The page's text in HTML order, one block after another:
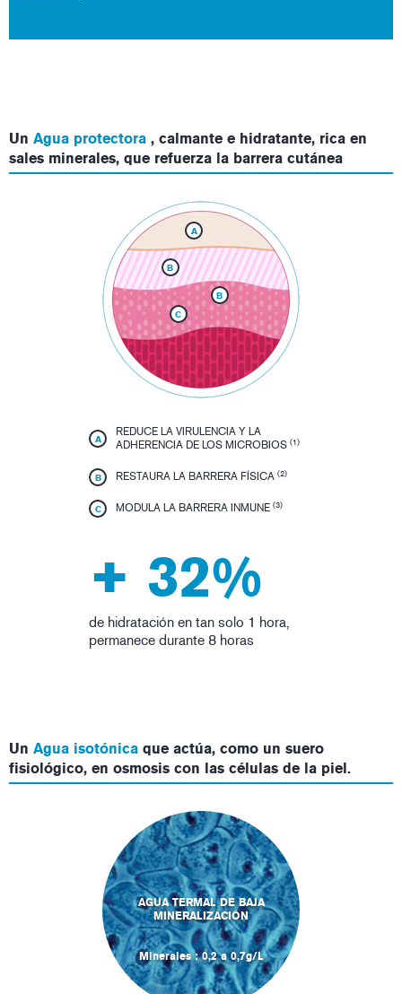
Un Agua protectora , calmante e hidratante, rica en
sales minerales, que refuerza la barrera cutánea
A
B
B
C
A
REDUCE LA VIRULENCIA Y LA
ADHERENCIA DE LOS MICROBIOS (1)
B RESTAURA LA BARRERA FÍSICA (2)
C MODULA LA BARRERA INMUNE (3)
+ 32%
de hidratación en tan solo 1 hora,
permanece durante 8 horas
Un Agua isotónica que actúa, como un suero
fisiológico, en osmosis con las células de la piel.
AGUA TERMAL DE BAJA
MINERALIZACIÓN
Minerales : 0,2 a 0,7g/L